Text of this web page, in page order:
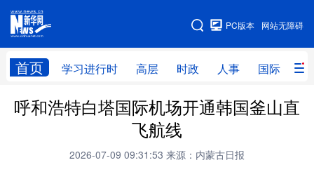
网站无障碍
PC版本
首页 学习进行时 高层 时政 人事 国际 财
网站地图
学习进行时 高层 时政 人事
全球连线
呼和浩特白塔国际机场开通韩国釜山直
飞航线
2026-07-09 09:31:53 来源：内蒙古日报